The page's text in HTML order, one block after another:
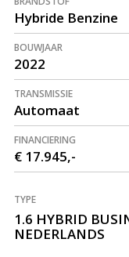
Hybride Benzine
BOUWJAAR
2022
TRANSMISSIE
Automaat
FINANCIERING
€ 17.945,-
TYPE
1.6 HYBRID
NEDERLANDS